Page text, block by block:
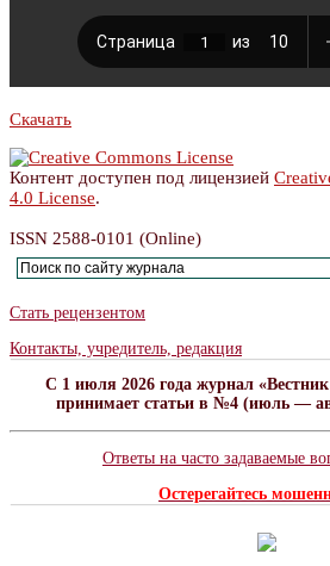
Скачать
Контент доступен под лицензией
4.0 License.
ISSN 2588-0101 (Online)
Стать рецензентом
Контакты, учредитель, редакция
C 1 июля 2026 года журнал
принимает статьи в №4 (июль —
Ответы на часто задаваемые
Остерегайтесь